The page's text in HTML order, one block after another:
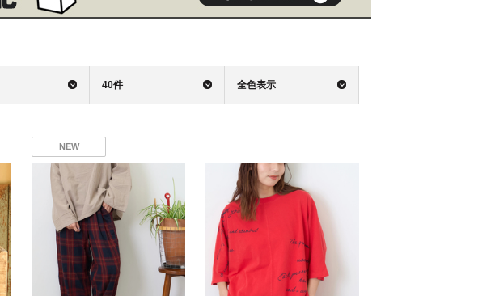
40件 全色表示
NEW